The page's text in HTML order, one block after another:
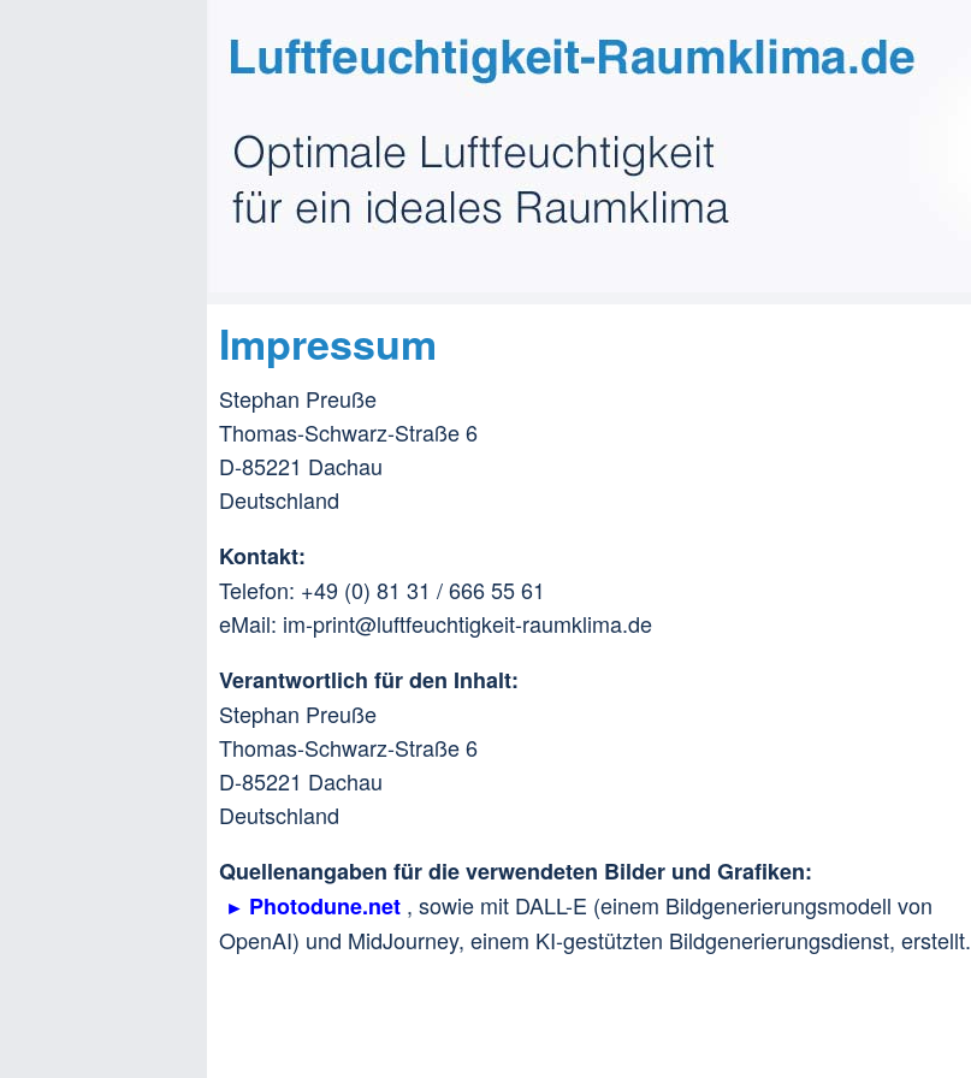
Impressum
Stephan Preuße
Thomas-Schwarz-Straße 6
D-85221 Dachau
Deutschland
Kontakt:
Telefon: +49 (0) 81 31 / 666 55 61
eMail: im-print@luftfeuchtigkeit-raumklima.de
Verantwortlich für den Inhalt:
Stephan Preuße
Thomas-Schwarz-Straße 6
D-85221 Dachau
Deutschland
Quellenangaben für die verwendeten Bilder und Grafiken:
Photodune.net , sowie mit DALL-E (einem Bildgenerierungsmodell von
OpenAI) und MidJourney, einem KI-gestützten Bildgenerierungsdienst, erstellt.